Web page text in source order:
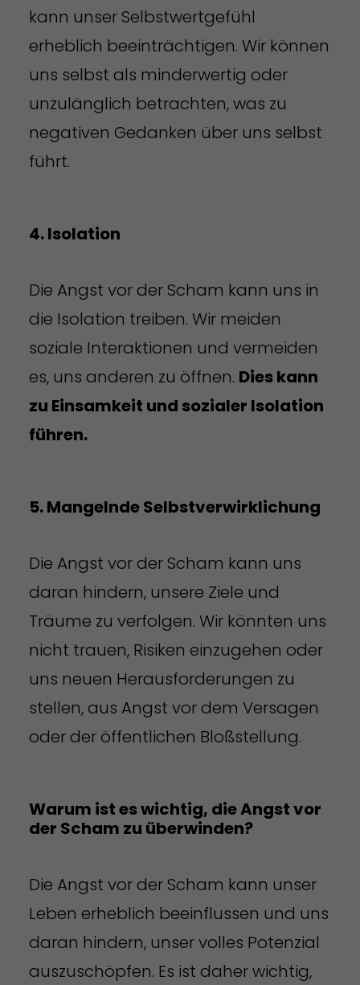
kann unser Selbstwertgefühl
erheblich beeinträchtigen. Wir können
uns selbst als minderwertig oder
unzulänglich betrachten, was zu
negativen Gedanken über uns selbst
führt.
4. Isolation
Die Angst vor der Scham kann uns in
die Isolation treiben. Wir meiden
soziale Interaktionen und vermeiden
es, uns anderen zu öffnen. Dies kann
zu Einsamkeit und sozialer Isolation
führen.
5. Mangelnde Selbstverwirklichung
Die Angst vor der Scham kann uns
daran hindern, unsere Ziele und
Träume zu verfolgen. Wir könnten uns
nicht trauen, Risiken einzugehen oder
uns neuen Herausforderungen zu
stellen, aus Angst vor dem Versagen
oder der öffentlichen Bloßstellung.
Warum ist es wichtig, die Angst vor
der Scham zu überwinden?
Die Angst vor der Scham kann unser
Leben erheblich beeinflussen und uns
daran hindern, unser volles Potenzial
auszuschöpfen. Es ist daher wichtig,